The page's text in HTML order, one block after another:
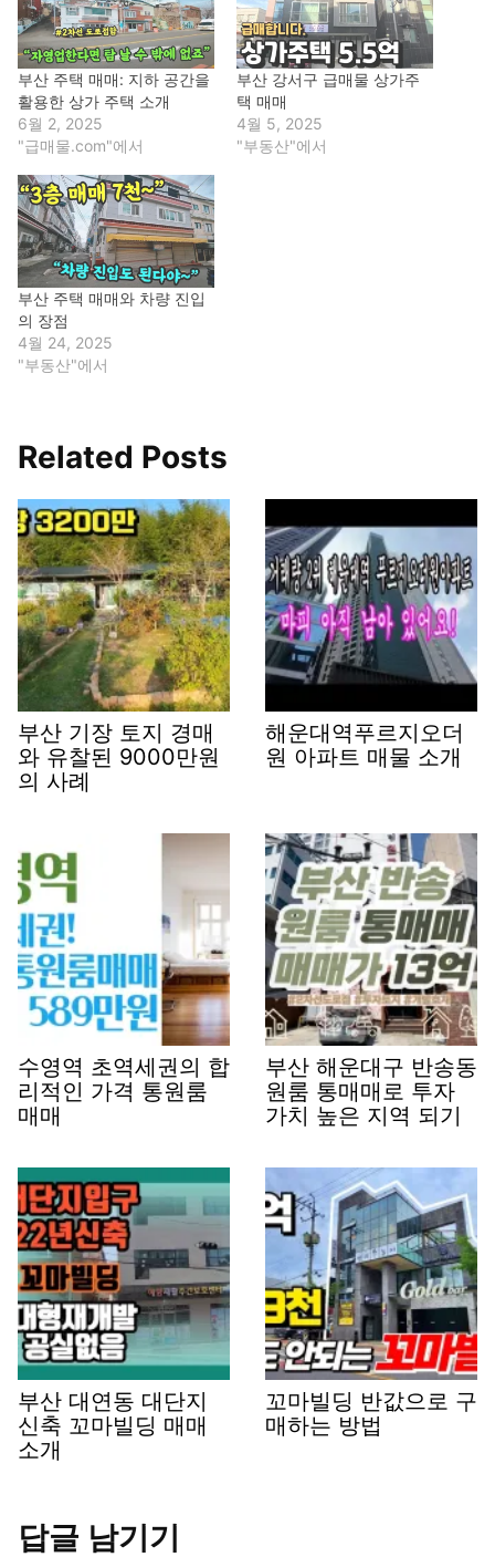
부산 주택 매매: 지하 공간을
활용한 상가 주택 소개
6월 2, 2025
"급매물.com"에서
부산 강서구 급매물 상가주
택 매매
4월 5, 2025
"부동산"에서
부산 주택 매매와 차량 진입
의 장점
4월 24, 2025
"부동산"에서
Related Posts
부산 기장 토지 경매
와 유찰된 9000만원
의 사례
해운대역푸르지오더
원 아파트 매물 소개
수영역 초역세권의 합
리적인 가격 통원룸
매매
부산 해운대구 반송동
원룸 통매매로 투자
가치 높은 지역 되기
부산 대연동 대단지
신축 꼬마빌딩 매매
소개
꼬마빌딩 반값으로 구
매하는 방법
답글 남기기